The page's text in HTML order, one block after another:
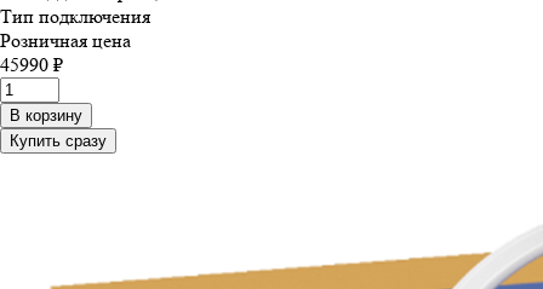
Тип подключения
Розничная цена
45990 ₽
В корзину
Купить сразу